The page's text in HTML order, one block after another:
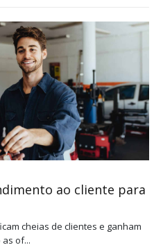
ao cliente para
cheias de clientes e ganham
of...